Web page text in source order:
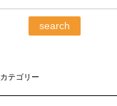
search
カテゴリー